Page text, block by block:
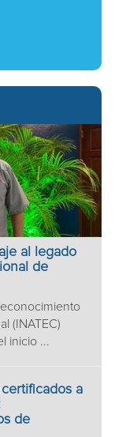
al legado
de
(INATEC)
inicio ...
a
de